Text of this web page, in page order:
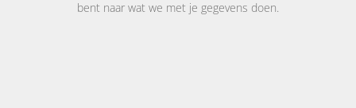
bent naar wat we met je gegevens doen.